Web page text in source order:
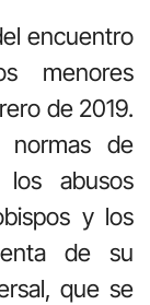
encuentro
menores
de 2019.
normas de
los abusos
y los
de su
que se